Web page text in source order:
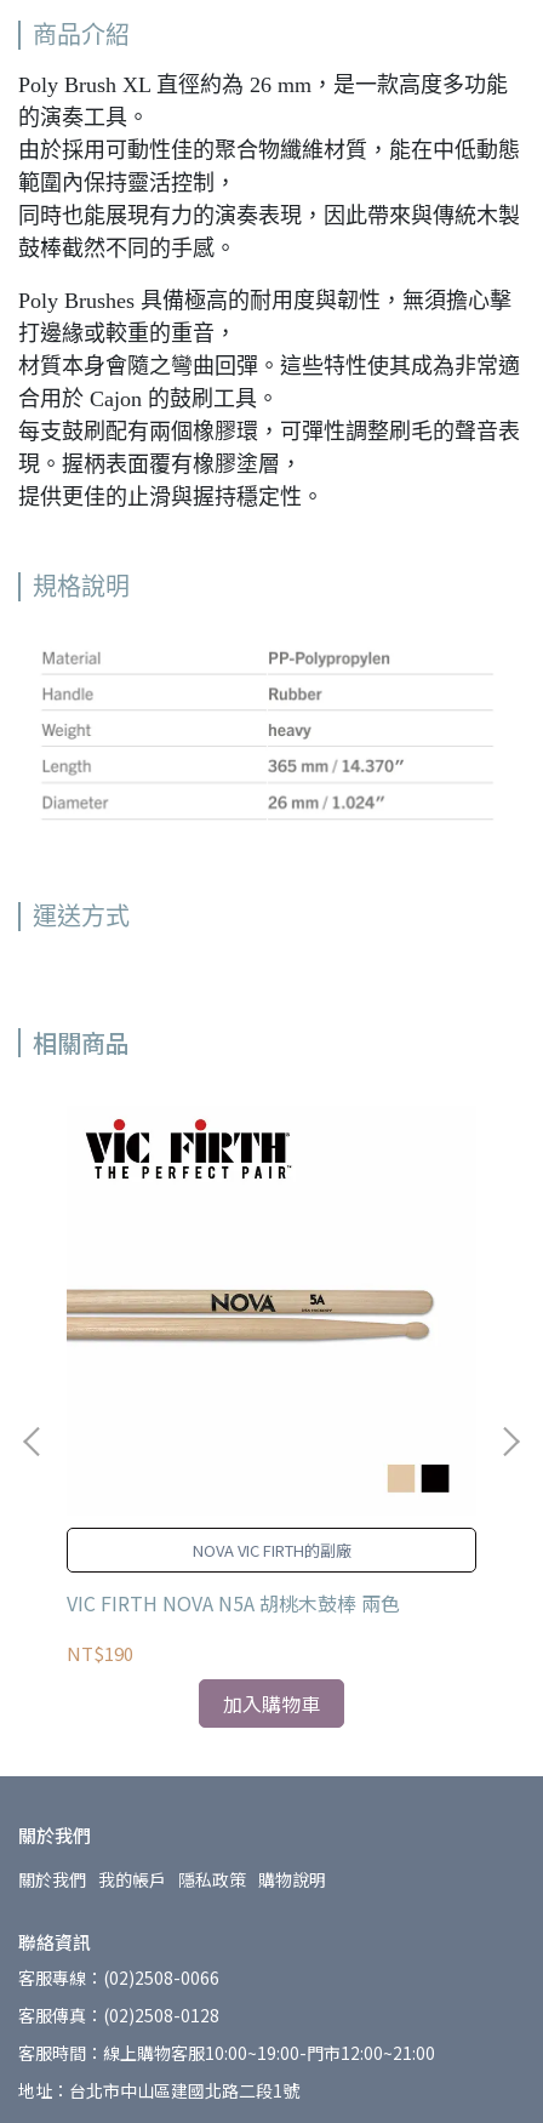
商品介紹
Poly Brush XL 直徑約為 26 mm，是一款高度多功能
的演奏工具。
由於採用可動性佳的聚合物纖維材質，能在中低動態
範圍內保持靈活控制，
同時也能展現有力的演奏表現，因此帶來與傳統木製
鼓棒截然不同的手感。
Poly Brushes 具備極高的耐用度與韌性，無須擔心擊
打邊緣或較重的重音，
材質本身會隨之彎曲回彈。這些特性使其成為非常適
合用於 Cajon 的鼓刷工具。
每支鼓刷配有兩個橡膠環，可彈性調整刷毛的聲音表
現。握柄表面覆有橡膠塗層，
提供更佳的止滑與握持穩定性。
規格說明
運送方式
相關商品
NOVA VIC FIRTH的副廠
VIC FIRTH NOVA N5A 胡桃木鼓棒 兩色
NT$190
加入購物車
關於我們
關於我們 我的帳戶 隱私政策 購物說明
聯絡資訊
客服專線：(02)2508-0066
客服傳真：(02)2508-0128
客服時間：線上購物客服10:00~19:00-門市12:00~21:00
地址：台北市中山區建國北路二段1號